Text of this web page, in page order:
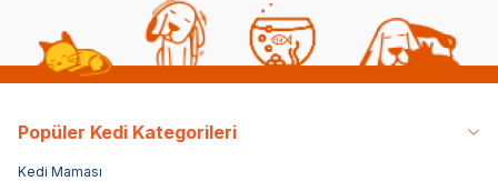
Popüler Kedi Kategorileri
Kedi Maması